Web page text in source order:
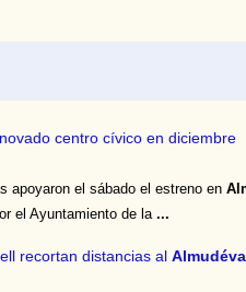
centro cívico en diciembre
apoyaron el sábado el estreno en
el Ayuntamiento de la ...
recortan distancias al